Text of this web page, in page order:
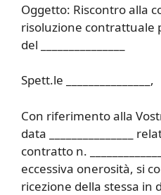
Oggetto: Riscontro alla
risoluzione contrattuale
del _______________
Spett.le _______________,
Con riferimento alla
data _______________
contratto n.
eccessiva onerosità, si
ricezione della stessa in